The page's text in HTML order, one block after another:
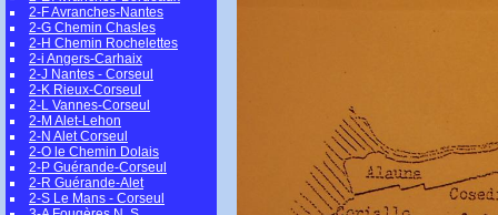
2-F Avranches-Nantes
2-G Chemin Chasles
2-H Chemin Rochelettes
2-i Angers-Carhaix
2-J Nantes - Corseul
2-K Rieux-Corseul
2-L Vannes-Corseul
2-M Alet-Lehon
2-N Alet Corseul
2-O le Chemin Dolais
2-P Guérande-Corseul
2-R Guérande-Alet
2-S Le Mans - Corseul